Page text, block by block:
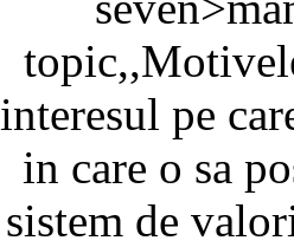
interesul pe
in care o sa
sistem de